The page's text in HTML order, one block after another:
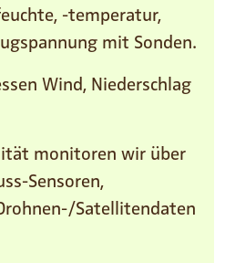
-temperatur,
mit Sonden.
Wind, Niederschlag
monitoren wir über
Sensoren,
Satellitendaten